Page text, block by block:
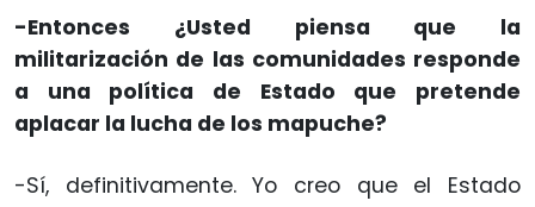
-Entonces ¿Usted piensa que la
militarización de las comunidades responde
a una política de Estado que pretende
aplacar la lucha de los mapuche?
-Sí, definitivamente. Yo creo que el Estado